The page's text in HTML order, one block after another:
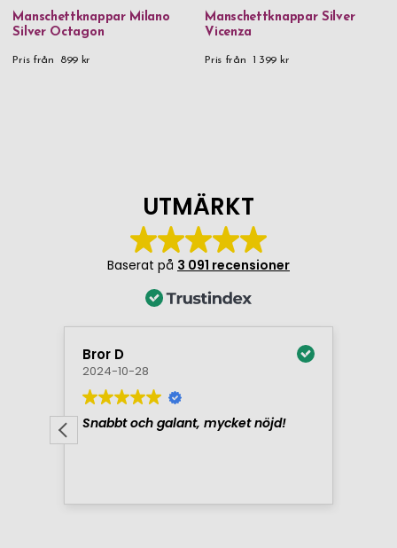
Manschettknappar Milano
Silver Octagon
Pris från 899 kr
Manschettknappar Silver
Vicenza
Pris från 1 399 kr